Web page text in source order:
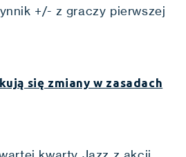
+/- z graczy pierwszej
się zmiany w zasadach